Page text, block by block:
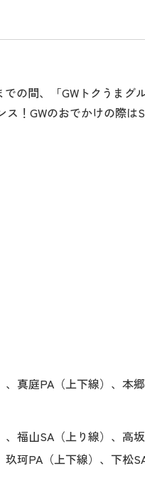
の間、「GWトクうまグ
！GWのおでかけの際
真庭PA（上下線）、本
福山SA（上り線）、高
珂PA（上下線）、下松